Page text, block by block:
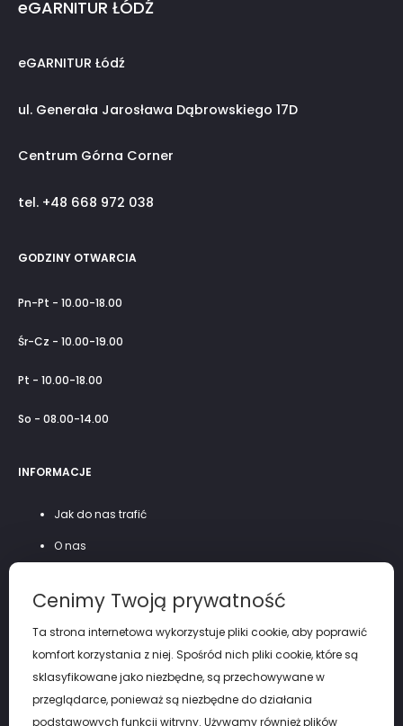
eGARNITUR ŁÓDŹ
eGARNITUR Łódź
ul. Generała Jarosława Dąbrowskiego 17D
Centrum Górna Corner
tel. +48 668 972 038
GODZINY OTWARCIA
Pn-Pt - 10.00-18.00
Śr-Cz - 10.00-19.00
Pt - 10.00-18.00
So - 08.00-14.00
INFORMACJE
Jak do nas trafić
O nas
Polityka prywatności
Cenimy Twoją prywatność
Ta strona internetowa wykorzystuje pliki cookie, aby poprawić
komfort korzystania z niej. Spośród nich pliki cookie, które są
sklasyfikowane jako niezbędne, są przechowywane w
przeglądarce, ponieważ są niezbędne do działania
podstawowych funkcji witryny. Używamy również plików